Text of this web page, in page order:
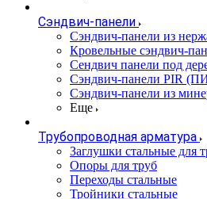
Сэндвич-панели
Cэндвич-панели из
Кровельные сэндвич-
Сендвич панели под
Сэндвич-панели PIR
Сэндвич-панели из
Еще
Трубопроводная арматура
Заглушки стальные для
Опоры для труб
Переходы стальные
Тройники стальные